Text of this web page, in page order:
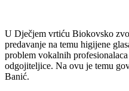
U Dječjem vrtiću Biokovsko
predavanje na temu higijene
problem vokalnih
odgojiteljice. Na ovu je temu
Banić.